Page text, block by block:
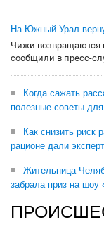
На Южный Урал
Чижи возвращаются
сообщили в пресс-
Когда сажать
полезные советы
Как снизить риск
рационе дали
Жительница
забрала приз на шоу